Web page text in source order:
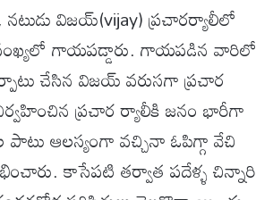
విజయ్(vijay) ప్రచారర్యాలీలో
గాయపడ్డారు. గాయపడిన వారిలో
చేసిన విజయ్ వరుసగా ప్రచార
ప్రచార ర్యాలీకి జనం భారీగా
ఆలస్యంగా వచ్చినా ఓపిగ్గా వేచి
కాసేపటి తర్వాత పదేళ్ళ చిన్నారి